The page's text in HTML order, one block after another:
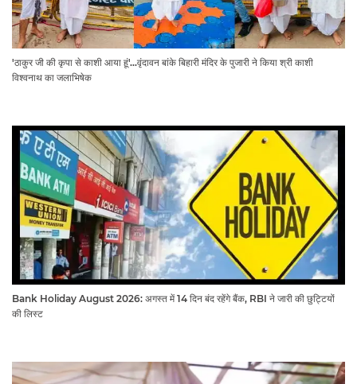
'ठाकुर जी की कृपा से काशी आया हूं'...वृंदावन बांके बिहारी मंदिर के पुजारी ने किया श्री काशी
विश्वनाथ का जलाभिषेक
Bank Holiday August 2026: अगस्त में 14 दिन बंद रहेंगे बैंक, RBI ने जारी की छुट्टियों
की लिस्ट​​​​​​​